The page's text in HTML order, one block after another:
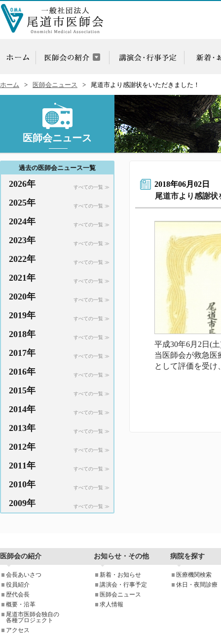
ホーム 医師会ニュース 尾道市より感謝状をいただきました！
医師会ニュース
2018年06月02日
尾道市より感謝
平成30年6月2日(
当医師会が救急医
として評価を受け
過去の医師会ニュース一覧
2026年 すべての一覧 ≫
2025年 すべての一覧 ≫
2024年 すべての一覧 ≫
2023年 すべての一覧 ≫
2022年 すべての一覧 ≫
2021年 すべての一覧 ≫
2020年 すべての一覧 ≫
2019年 すべての一覧 ≫
2018年 すべての一覧 ≫
2017年 すべての一覧 ≫
2016年 すべての一覧 ≫
2015年 すべての一覧 ≫
2014年 すべての一覧 ≫
2013年 すべての一覧 ≫
2012年 すべての一覧 ≫
2011年 すべての一覧 ≫
2010年 すべての一覧 ≫
2009年 すべての一覧 ≫
医師会の紹介 お知らせ・その他 病院を探す
会長あいさつ
役員紹介
歴代会長
概要・沿革
尾道市医師会独自の
各種プロジェクト
アクセス
新着・お知らせ
講演会・行事予定
医師会ニュース
求人情報
医療機関検索
休日・夜間診療